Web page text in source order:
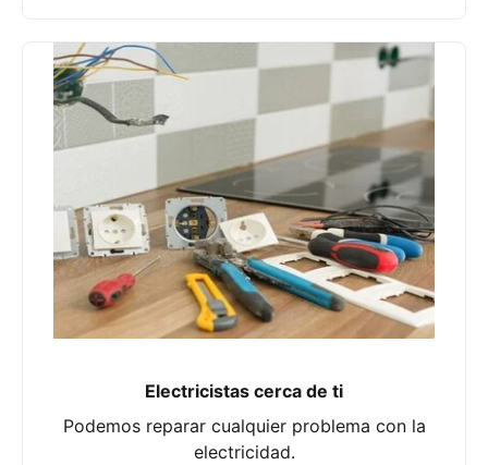
Electricistas cerca de ti
Podemos reparar cualquier problema con la
electricidad.